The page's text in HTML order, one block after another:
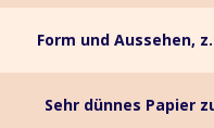
Form und Aussehen,
Sehr dünnes Papier